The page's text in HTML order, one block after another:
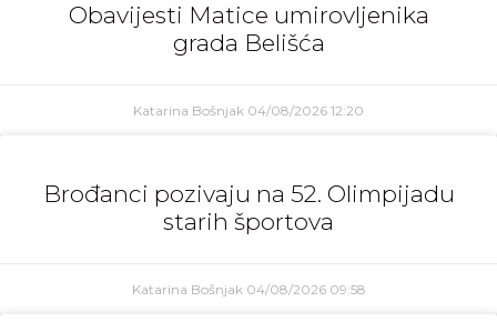
Obavijesti Matice umirovljenika
grada Belišća
Katarina Bošnjak 04/08/2026 12:20
Brođanci pozivaju na 52. Olimpijadu
starih športova
Katarina Bošnjak 04/08/2026 09:58